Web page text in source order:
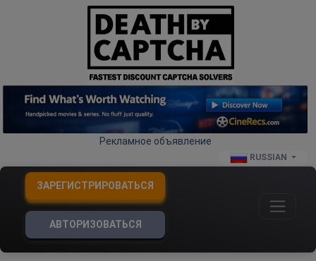
Рекламное объявление
RUSSIAN
ЗАРЕГИСТРИРОВАТЬСЯ
АВТОРИЗОВАТЬСЯ